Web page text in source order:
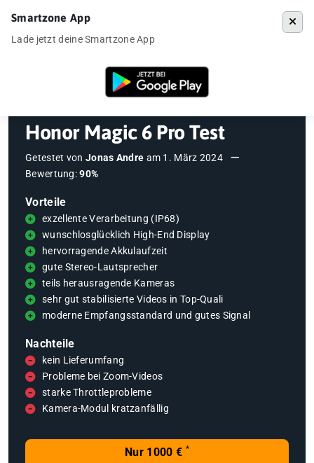
Testberichte Honor Magic 6 Pro Test
Honor Magic 6 Pro Test
Getestet von Jonas Andre am 1. März 2024
Bewertung:90%
Vorteile
exzellente Verarbeitung (IP68)
wunschlosglücklich High-End Display
hervorragende Akkulaufzeit
gute Stereo-Lautsprecher
teils herausragende Kameras
sehr gut stabilisierte Videos in Top-Quali
moderne Empfangsstandard und gutes Signal
Nachteile
kein Lieferumfang
Probleme bei Zoom-Videos
starke Throttleprobleme
Kamera-Modul kratzanfällig
Nur 1000 € *
Smartzone App
Lade jetzt deine Smartzone App